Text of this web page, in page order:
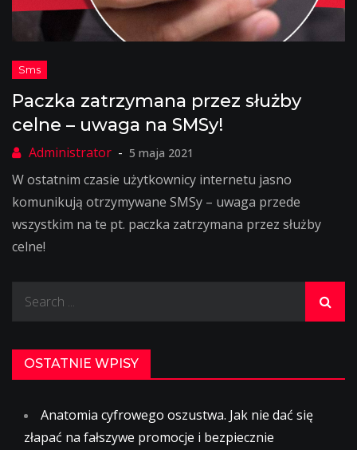
Paczka zatrzymana przez służby
celne – uwaga na SMSy!
5 maja 2021
W ostatnim czasie użytkownicy internetu jasno
komunikują otrzymywane SMSy – uwaga przede
wszystkim na te pt. paczka zatrzymana przez służby
celne!
OSTATNIE WPISY
Anatomia cyfrowego oszustwa. Jak nie dać się
złapać na fałszywe promocje i bezpiecznie